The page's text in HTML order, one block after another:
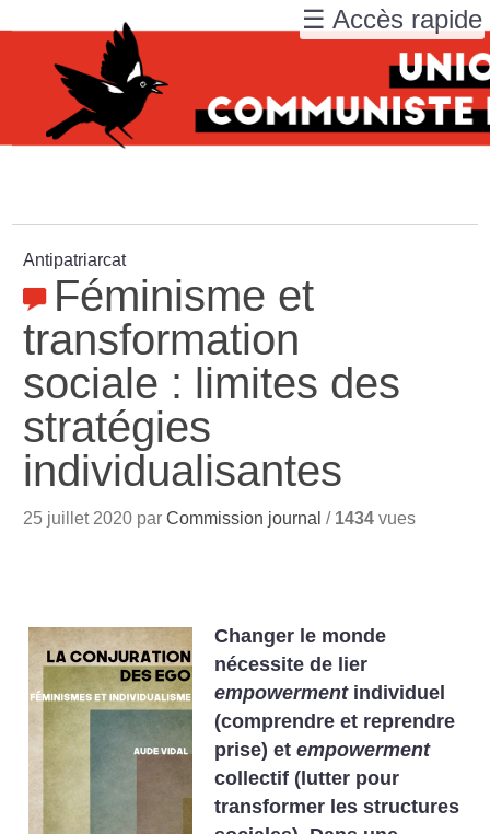
Antipatriarcat
Féminisme et
transformation
sociale : limites des
stratégies
individualisantes
25 juillet 2020 parCommission journal / 1434 vues
Changer le monde
nécessite de lier
empowermentindividuel
(comprendre et reprendre
prise) etempowerment
collectif (lutter pour
transformer les structures
☰ Accès rapide